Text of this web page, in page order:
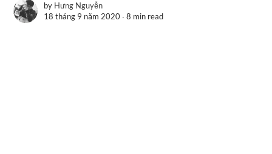
by Hưng Nguyễn
18 tháng 9 năm 2020 ∙8 min read